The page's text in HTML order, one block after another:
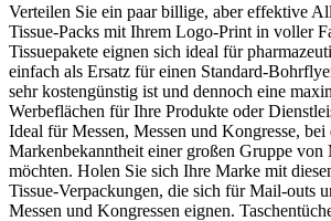
Verteilen Sie ein paar billige, aber effektive
Tissue-Packs mit Ihrem Logo-Print in voller
Tissuepakete eignen sich ideal für
einfach als Ersatz für einen Standard-
sehr kostengünstig ist und dennoch eine
Werbeflächen für Ihre Produkte oder
Ideal für Messen, Messen und Kongresse, bei
Markenbekanntheit einer großen Gruppe von
möchten. Holen Sie sich Ihre Marke mit
Tissue-Verpackungen, die sich für Mail-outs
Messen und Kongressen eignen.